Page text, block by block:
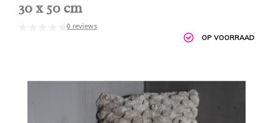
30 x 50 cm
0 reviews
OP VOORRAAD